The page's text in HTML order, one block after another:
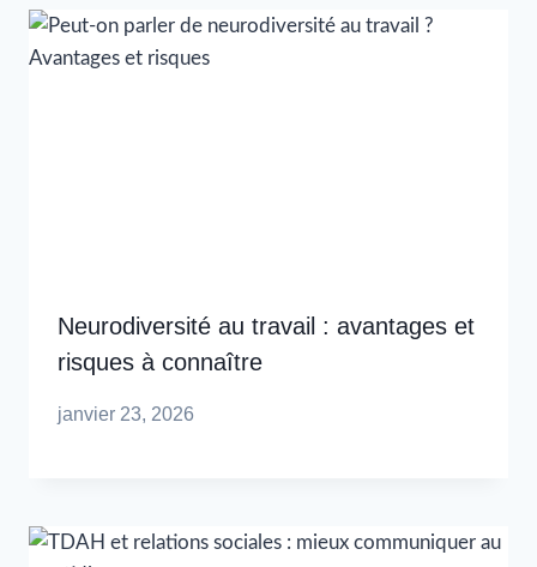
Neurodiversité au travail : avantages et
risques à connaître
janvier 23, 2026